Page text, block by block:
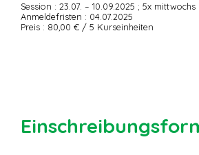
Session : 23.07. – 10.09.2025 ; 5x mittwochs
Anmeldefristen : 04.07.2025
Preis : 80,00 € / 5 Kurseinheiten